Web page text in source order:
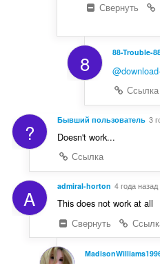
Свернуть
8 88-Trouble-
Ссылка
? Бывший пользователь 3
Doesn't work...
Ссылка
A admiral-horton 4 года назад
This does not work at all
Свернуть